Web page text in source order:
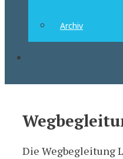
Archiv
Die Wegbegleitung